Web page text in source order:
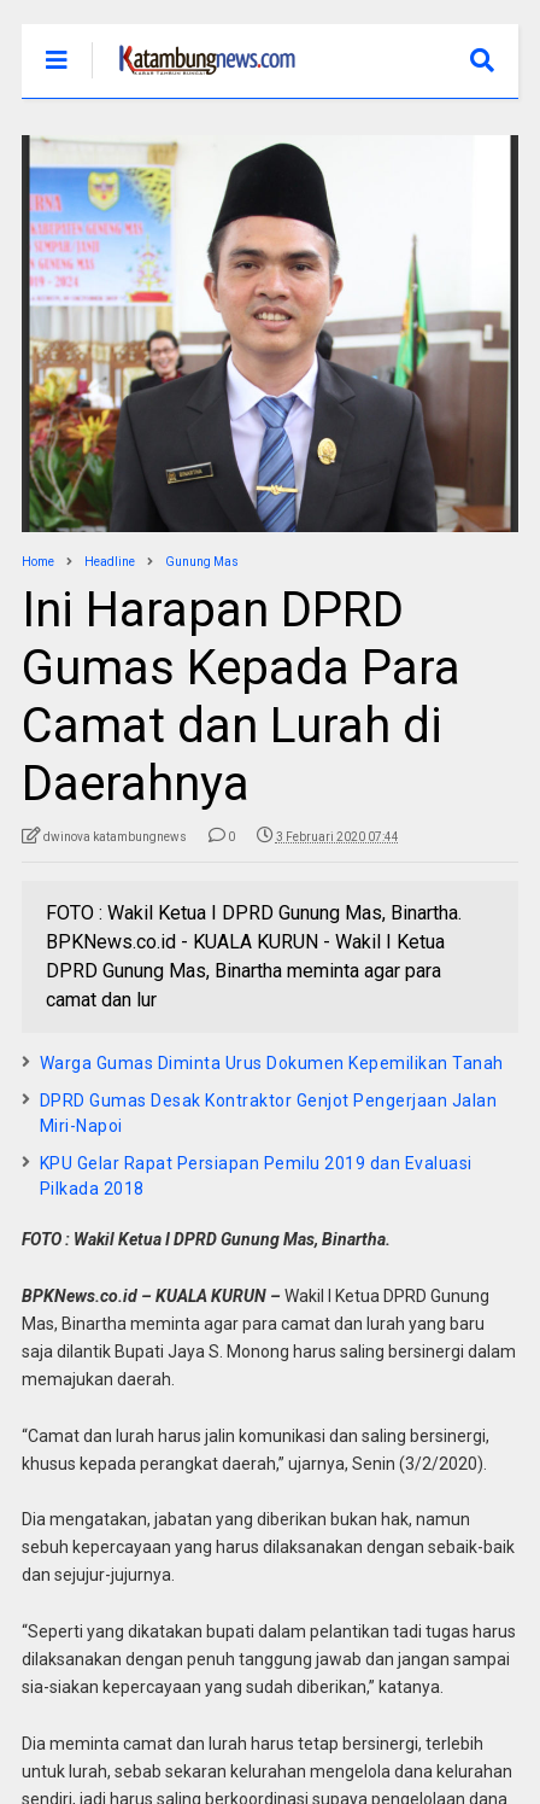
Home Headline Gunung Mas
Ini Harapan DPRD
Gumas Kepada Para
Camat dan Lurah di
Daerahnya
dwinova katambungnews 0 3 Februari 2020 07:44
FOTO : Wakil Ketua I DPRD Gunung Mas, Binartha.
BPKNews.co.id - KUALA KURUN - Wakil I Ketua
DPRD Gunung Mas, Binartha meminta agar para
camat dan lur
Warga Gumas Diminta Urus Dokumen Kepemilikan Tanah
DPRD Gumas Desak Kontraktor Genjot Pengerjaan Jalan
Miri-Napoi
KPU Gelar Rapat Persiapan Pemilu 2019 dan Evaluasi
Pilkada 2018
FOTO : Wakil Ketua I DPRD Gunung Mas, Binartha.
BPKNews.co.id – KUALA KURUN – Wakil I Ketua DPRD Gunung
Mas, Binartha meminta agar para camat dan lurah yang baru
saja dilantik Bupati Jaya S. Monong harus saling bersinergi dalam
memajukan daerah.
“Camat dan lurah harus jalin komunikasi dan saling bersinergi,
khusus kepada perangkat daerah,” ujarnya, Senin (3/2/2020).
Dia mengatakan, jabatan yang diberikan bukan hak, namun
sebuh kepercayaan yang harus dilaksanakan dengan sebaik-baik
dan sejujur-jujurnya.
“Seperti yang dikatakan bupati dalam pelantikan tadi tugas harus
dilaksanakan dengan penuh tanggung jawab dan jangan sampai
sia-siakan kepercayaan yang sudah diberikan,” katanya.
Dia meminta camat dan lurah harus tetap bersinergi, terlebih
untuk lurah, sebab sekaran kelurahan mengelola dana kelurahan
sendiri, jadi harus saling berkoordinasi supaya pengelolaan dana